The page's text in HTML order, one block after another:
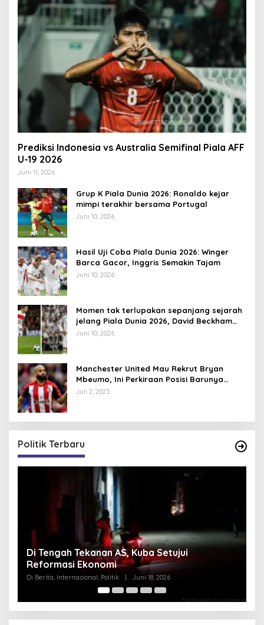
Prediksi Indonesia vs Australia Semifinal Piala AFF
U-19 2026
Juni 11, 2026
Grup K Piala Dunia 2026: Ronaldo kejar
mimpi terakhir bersama Portugal
Juni 10, 2026
Hasil Uji Coba Piala Dunia 2026: Winger
Barca Gacor, Inggris Semakin Tajam
Juni 10, 2026
Momen tak terlupakan sepanjang sejarah
jelang Piala Dunia 2026, David Beckham
pernah dapat kartu merah
Juni 10, 2026
Manchester United Mau Rekrut Bryan
Mbeumo, Ini Perkiraan Posisi Barunya
dalam Skema Ruben Amorim
Juli 2, 2025
Politik Terbaru
Di Tengah Tekanan AS, Kuba Setujui
Reformasi Ekonomi
Di Berita, Internasional, Politik Juni 18, 2026